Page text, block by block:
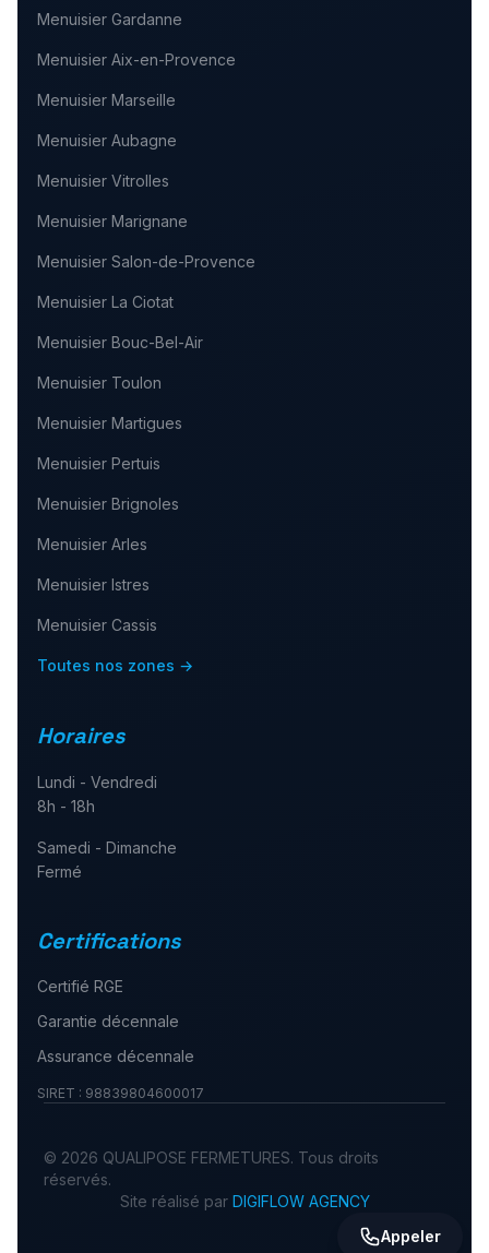
Menuisier Gardanne
Menuisier Aix-en-Provence
Menuisier Marseille
Menuisier Aubagne
Menuisier Vitrolles
Menuisier Marignane
Menuisier Salon-de-Provence
Menuisier La Ciotat
Menuisier Bouc-Bel-Air
Menuisier Toulon
Menuisier Martigues
Menuisier Pertuis
Menuisier Brignoles
Menuisier Arles
Menuisier Istres
Menuisier Cassis
Toutes nos zones →
Horaires
Lundi - Vendredi
8h - 18h
Samedi - Dimanche
Fermé
Certifications
Certifié RGE
Garantie décennale
Assurance décennale
SIRET : 98839804600017
© 2026 QUALIPOSE FERMETURES. Tous droits
réservés.
Site réalisé par DIGIFLOW AGENCY
Appeler